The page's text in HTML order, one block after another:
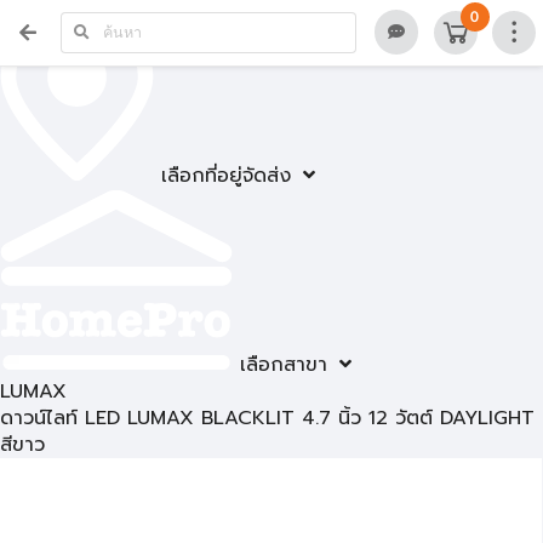
เลือกที่อยู่จัดส่ง
เลือกสาขา
0
LUMAX
ดาวน์ไลท์ LED LUMAX BLACKLIT 4.7 นิ้ว 12 วัตต์ DAYLIGHT
สีขาว